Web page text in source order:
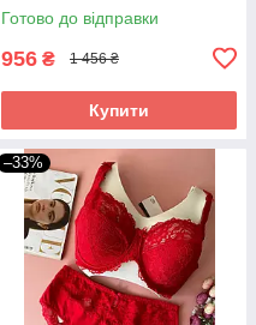
Готово до відправки
956 ₴ 1 456 ₴
Купити
–33%